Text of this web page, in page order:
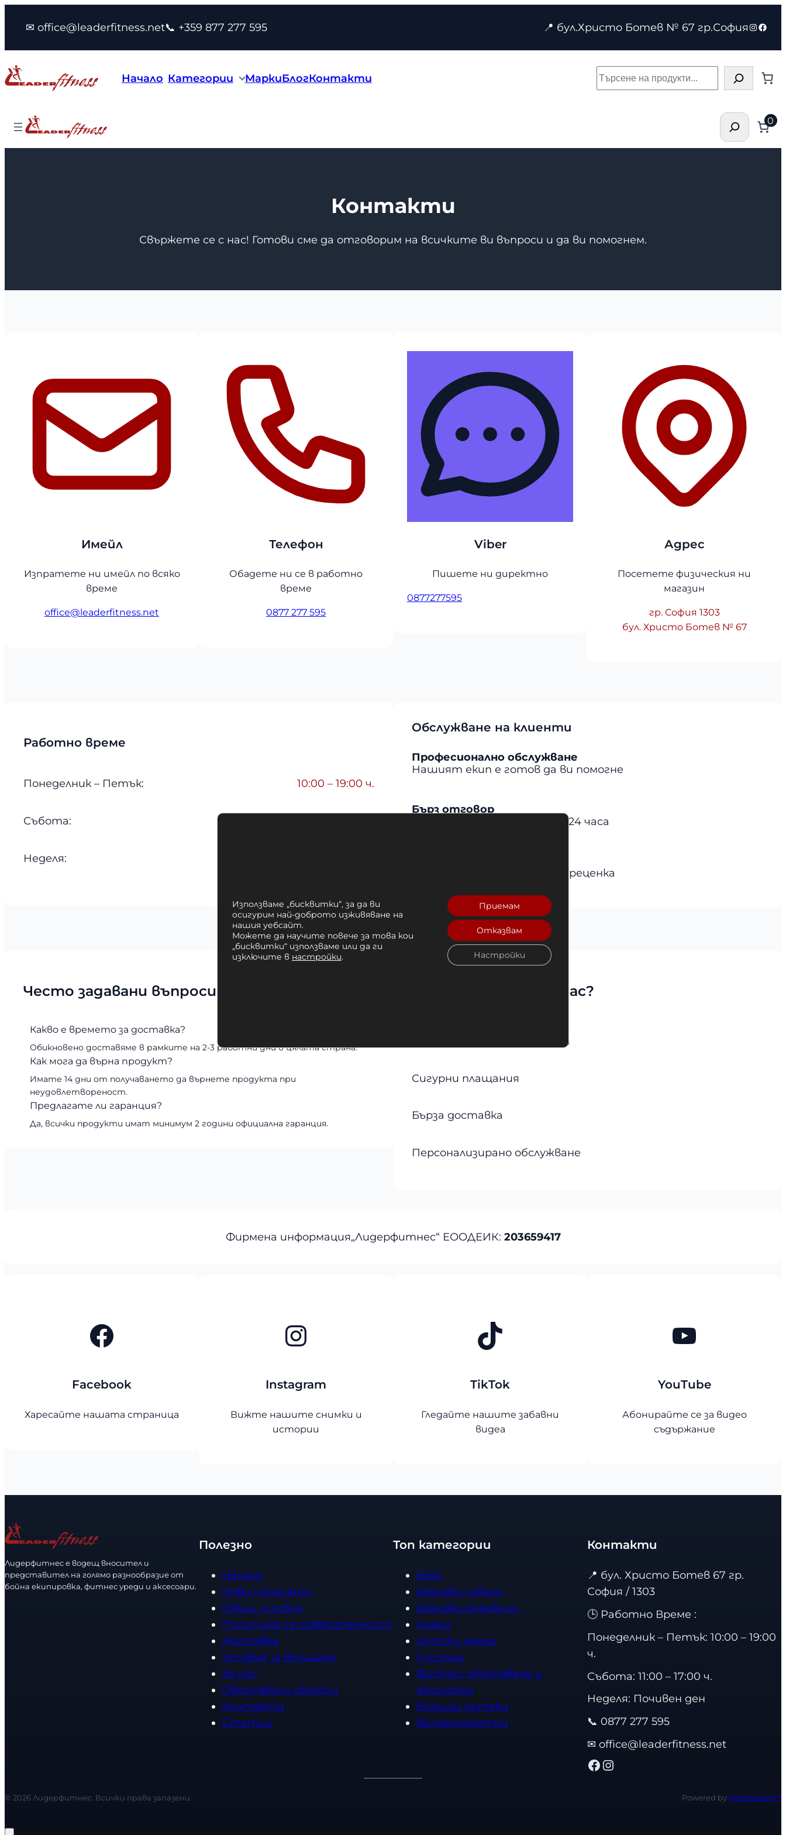
съдържанието
✉ office@leaderfitness.net📞 +359 877 277 595 📍 бул.Христо Ботев № 67 гр.София
Начало Категории МаркиБлогКонтакти Търсене
Търсене0
Контакти
Свържете се с нас! Готови сме да отговорим на всичките ви въпроси и да ви помогнем.
Имейл
Изпратете ни имейл по всяко
време
office@leaderfitness.net
Телефон
Обадете ни се в работно
време
0877 277 595
Viber
Пишете ни директно
0877277595
Адрес
Посетете физическия ни
магазин
гр. София 1303
бул. Христо Ботев № 67
Работно време
Понеделник – Петък: 10:00 – 19:00 ч.
Събота:
Неделя:
Обслужване на клиенти
Професионално обслужване
Нашият екип е готов да ви помогне
Бърз отговор
Отговаряме в рамките на 24 часа
Получете професионална преценка
Често задавани въпроси
Какво е времето за доставка?
Обикновено доставяме в рамките на 2-3 работни дни в цялата страна.
Как мога да върна продукт?
Имате 14 дни от получаването да върнете продукта при
неудовлетвореност.
Предлагате ли гаранция?
Да, всички продукти имат минимум 2 години официална гаранция.
Защо да изберете нас?
Над 1000+ доволни клиенти
Сигурни плащания
Бърза доставка
Персонализирано обслужване
Фирмена информация„Лидерфитнес“ ЕООДЕИК: 203659417
Facebook
Facebook
Харесайте нашата страница
Instagram
Instagram
Вижте нашите снимки и
истории
TikTok
TikTok
Гледайте нашите забавни
видеа
YouTube
YouTube
Абонирайте се за видео
съдържание
Лидерфитнес е водещ вносител и
представител на голямо разнообразие от
бойна екипировка, фитнес уреди и аксесоари.
Полезно
Начало
Нови продукти
Общи условия
Политика за поверителност
Доставка
Условия за връщане
За нас
Оборудвани обекти
Контакти
Статии
Топ категории
Бокс
Боксови чували
Боксови ръкавици
Дрехи
Детски дрехи
Суичъри
Фитнес оборудване и
аксесоари
Бягащи пътеки
Велоергометри
Контакти
📍 бул. Христо Ботев 67 гр.
София / 1303
🕒 Работно Време :
Понеделник – Петък: 10:00 – 19:00
ч.
Събота: 11:00 – 17:00 ч.
Неделя: Почивен ден
📞 0877 277 595
✉ office@leaderfitness.net
Facebook Instagram
© 2026 Лидерфитнес. Всички права запазени. Powered byWebStation™
Използваме „бисквитки“, за да ви
осигурим най-доброто изживяване на
нашия уебсайт.
Можете да научите повече за това кои
„бисквитки“ използваме или да ги
изключите в настройки.
Приемам
Отказвам
Настройки